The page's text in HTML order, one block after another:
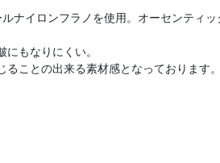
ナイロンフラノを使用。オーセンティ
もなりにくい。
ることの出来る素材感となっております